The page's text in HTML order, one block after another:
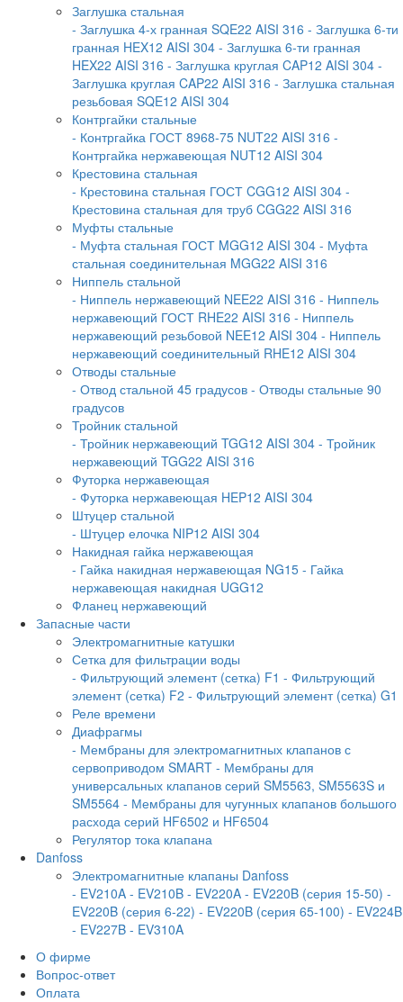
Заглушка стальная
- Заглушка 4-х гранная SQE22 AISI 316 - Заглушка 6-ти
гранная HEX12 AISI 304 - Заглушка 6-ти гранная
HEX22 AISI 316 - Заглушка круглая CAP12 AISI 304 -
Заглушка круглая CAP22 AISI 316 - Заглушка стальная
резьбовая SQE12 AISI 304
Контргайки стальные
- Контргайка ГОСТ 8968-75 NUT22 AISI 316 -
Контргайка нержавеющая NUT12 AISI 304
Крестовина стальная
- Крестовина стальная ГОСТ CGG12 AISI 304 -
Крестовина стальная для труб CGG22 AISI 316
Муфты стальные
- Муфта стальная ГОСТ MGG12 AISI 304 - Муфта
стальная соединительная MGG22 AISI 316
Ниппель стальной
- Ниппель нержавеющий NEE22 AISI 316 - Ниппель
нержавеющий ГОСТ RHE22 AISI 316 - Ниппель
нержавеющий резьбовой NEE12 AISI 304 - Ниппель
нержавеющий соединительный RHE12 AISI 304
Отводы стальные
- Отвод стальной 45 градусов - Отводы стальные 90
градусов
Тройник стальной
- Тройник нержавеющий TGG12 AISI 304 - Тройник
нержавеющий TGG22 AISI 316
Футорка нержавеющая
- Футорка нержавеющая HEP12 AISI 304
Штуцер стальной
- Штуцер елочка NIP12 AISI 304
Накидная гайка нержавеющая
- Гайка накидная нержавеющая NG15 - Гайка
нержавеющая накидная UGG12
Фланец нержавеющий
Запасные части
Электромагнитные катушки
Сетка для фильтрации воды
- Фильтрующий элемент (сетка) F1 - Фильтрующий
элемент (сетка) F2 - Фильтрующий элемент (сетка) G1
Реле времени
Диафрагмы
- Мембраны для электромагнитных клапанов с
сервоприводом SMART - Мембраны для
универсальных клапанов серий SM5563, SM5563S и
SM5564 - Мембраны для чугунных клапанов большого
расхода серий HF6502 и HF6504
Регулятор тока клапана
Danfoss
Электромагнитные клапаны Danfoss
- EV210A - EV210B - EV220A - EV220B (серия 15-50) -
EV220B (серия 6-22) - EV220B (серия 65-100) - EV224B
- EV227B - EV310A
О фирме
Вопрос-ответ
Оплата